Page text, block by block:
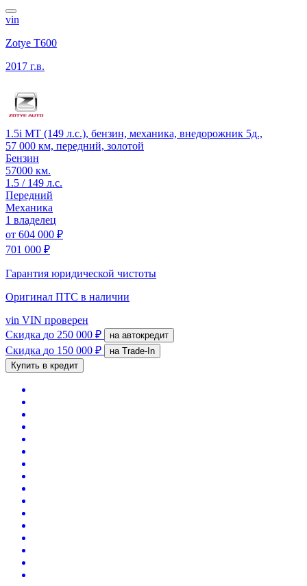
vin
Zotye T600
2017 г.в.
1.5i MT (149 л.с.), бензин, механика, внедорожник 5д.,
57 000 км, передний, золотой
Бензин
57000 км.
1.5 / 149 л.с.
Передний
Механика
1 владелец
от 604 000 ₽
701 000 ₽
Гарантия юридической чистоты
Оригинал ПТС в наличии
vin VIN проверен
Скидка до 250 000 ₽ на автокредит
Скидка до 150 000 ₽
на Trade-In
Купить в кредит